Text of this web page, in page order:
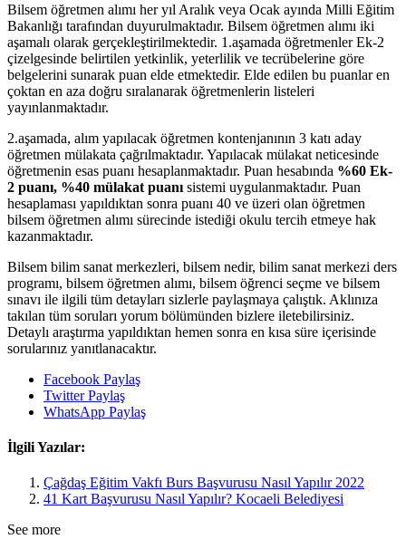
Bilsem öğretmen alımı her yıl Aralık veya Ocak ayında Milli Eğitim
Bakanlığı tarafından duyurulmaktadır. Bilsem öğretmen alımı iki
aşamalı olarak gerçekleştirilmektedir. 1.aşamada öğretmenler Ek-2
çizelgesinde belirtilen yetkinlik, yeterlilik ve tecrübelerine göre
belgelerini sunarak puan elde etmektedir. Elde edilen bu puanlar en
çoktan en aza doğru sıralanarak öğretmenlerin listeleri
yayınlanmaktadır.
2.aşamada, alım yapılacak öğretmen kontenjanının 3 katı aday
öğretmen mülakata çağrılmaktadır. Yapılacak mülakat neticesinde
öğretmenin esas puanı hesaplanmaktadır. Puan hesabında %60 Ek-
2 puanı, %40 mülakat puanı sistemi uygulanmaktadır. Puan
hesaplaması yapıldıktan sonra puanı 40 ve üzeri olan öğretmen
bilsem öğretmen alımı sürecinde istediği okulu tercih etmeye hak
kazanmaktadır.
Bilsem bilim sanat merkezleri, bilsem nedir, bilim sanat merkezi ders
programı, bilsem öğretmen alımı, bilsem öğrenci seçme ve bilsem
sınavı ile ilgili tüm detayları sizlerle paylaşmaya çalıştık. Aklınıza
takılan tüm soruları yorum bölümünden bizlere iletebilirsiniz.
Detaylı araştırma yapıldıktan hemen sonra en kısa süre içerisinde
sorularınız yanıtlanacaktır.
Facebook Paylaş
Twitter Paylaş
WhatsApp Paylaş
İlgili Yazılar:
Çağdaş Eğitim Vakfı Burs Başvurusu Nasıl Yapılır 2022
41 Kart Başvurusu Nasıl Yapılır? Kocaeli Belediyesi
See more